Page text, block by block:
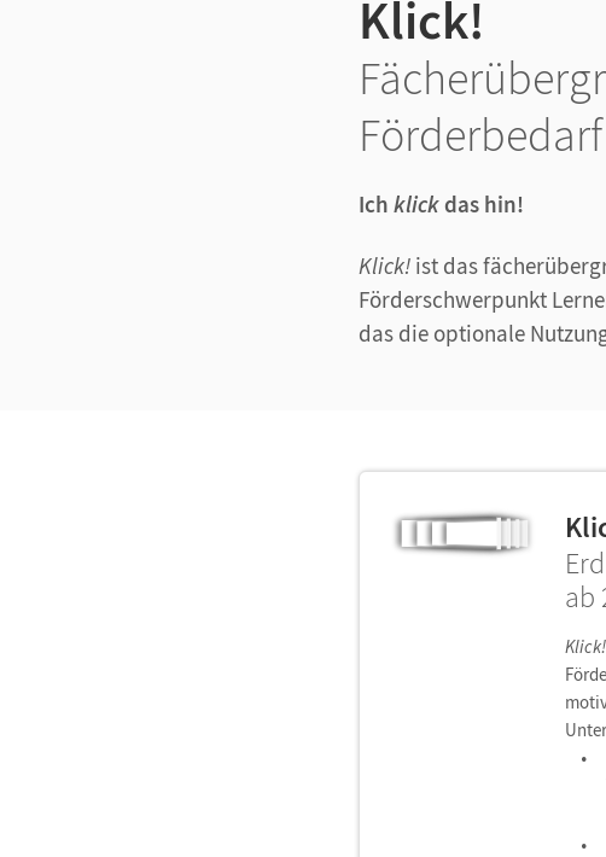
Klick!
Förderbedarf
Ich klickdas hin!
Klick! ist das
Förderschwerpunkt
das die optionale
ab